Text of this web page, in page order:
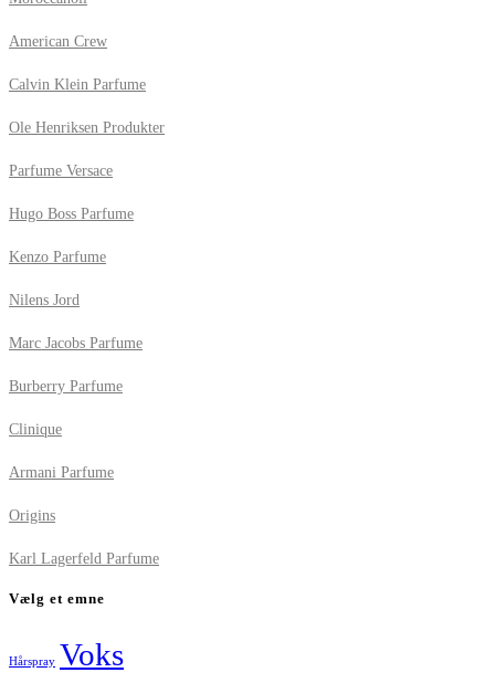
American Crew
Calvin Klein Parfume
Ole Henriksen Produkter
Parfume Versace
Hugo Boss Parfume
Kenzo Parfume
Nilens Jord
Marc Jacobs Parfume
Burberry Parfume
Clinique
Armani Parfume
Origins
Karl Lagerfeld Parfume
Vælg et emne
Hårspray Voks